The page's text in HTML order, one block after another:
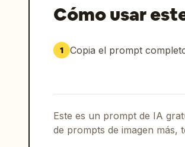
["PROMPT → META
inferior
["01","觉醒","初级阶
inferior
el centro inferior, con
flotantes alrededor de
tipografía en la
Cómo usar
1 Copia el prompt
Este es un prompt de IA
de prompts de imagen más,